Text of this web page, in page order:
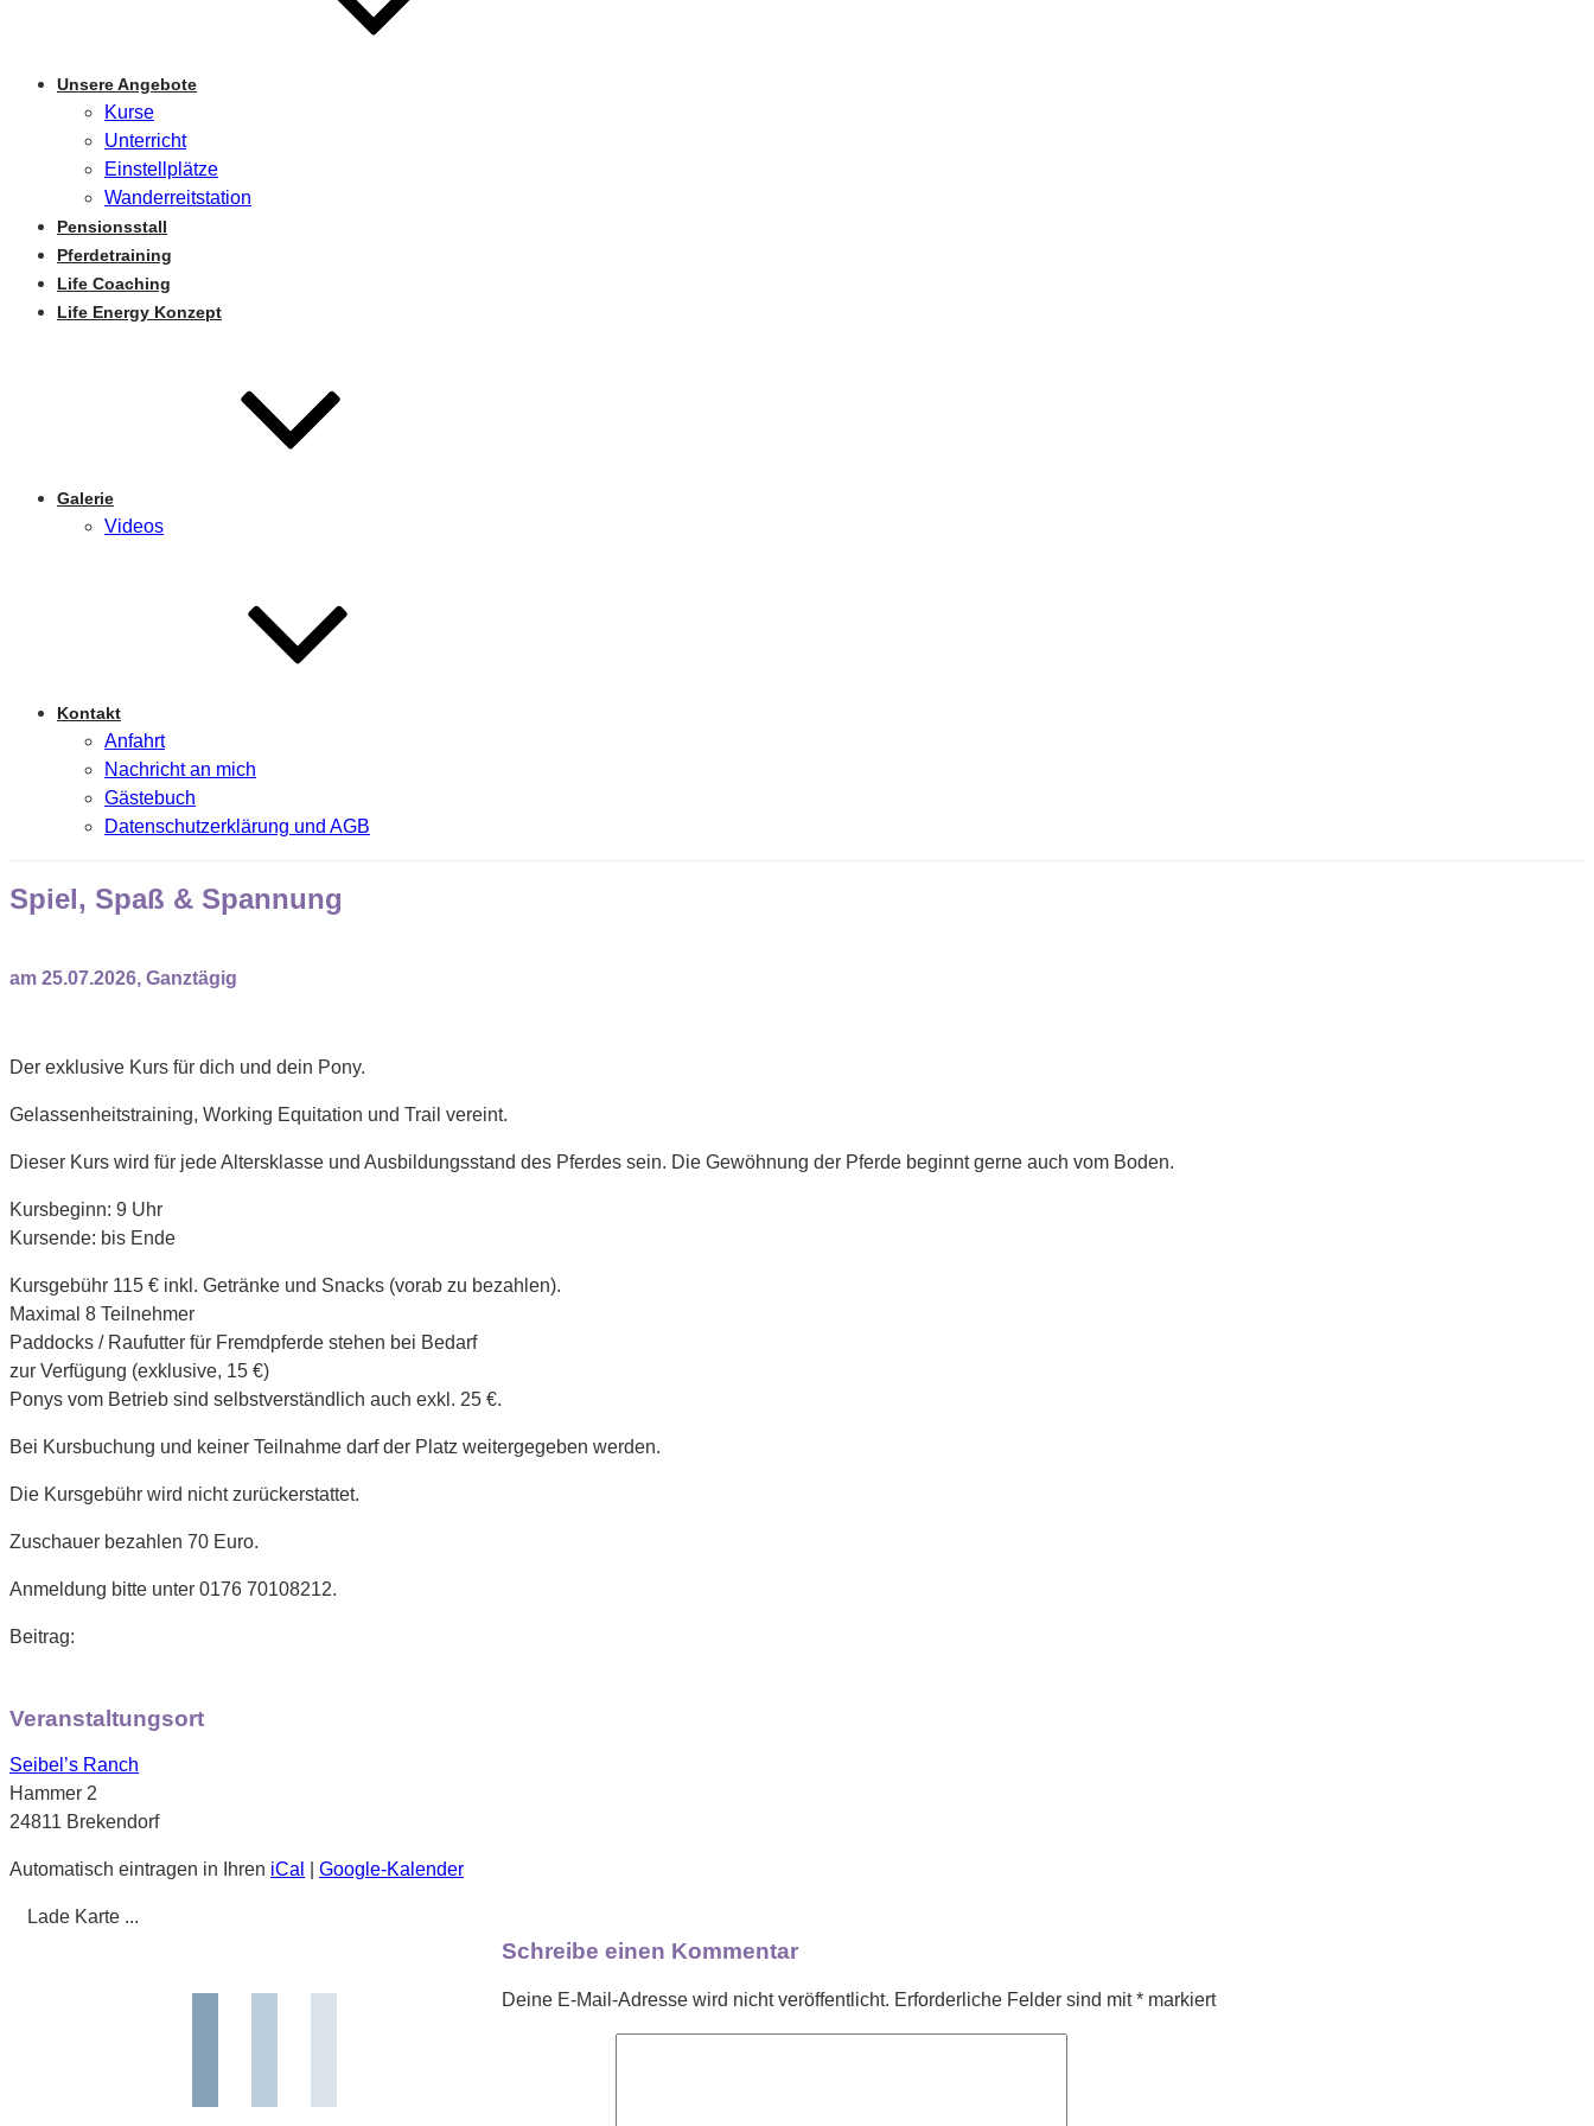
Unsere Angebote
Kurse
Unterricht
Einstellplätze
Wanderreitstation
Pensionsstall
Pferdetraining
Life Coaching
Life Energy Konzept
Galerie
Videos
Kontakt
Anfahrt
Nachricht an mich
Gästebuch
Datenschutzerklärung und AGB
Spiel, Spaß & Spannung
am 25.07.2026, Ganztägig
Der exklusive Kurs für dich und dein Pony.
Gelassenheitstraining, Working Equitation und Trail vereint.
Dieser Kurs wird für jede Altersklasse und Ausbildungsstand des Pferdes sein. Die Gewöhnung der Pferde beginnt gerne auch vom Boden.
Kursbeginn: 9 Uhr
Kursende: bis Ende
Kursgebühr 115 € inkl. Getränke und Snacks (vorab zu bezahlen).
Maximal 8 Teilnehmer
Paddocks / Raufutter für Fremdpferde stehen bei Bedarf
zur Verfügung (exklusive, 15 €)
Ponys vom Betrieb sind selbstverständlich auch exkl. 25 €.
Bei Kursbuchung und keiner Teilnahme darf der Platz weitergegeben werden.
Die Kursgebühr wird nicht zurückerstattet.
Zuschauer bezahlen 70 Euro.
Anmeldung bitte unter 0176 70108212.
Beitrag:
Veranstaltungsort
Seibel’s Ranch
Hammer 2
24811 Brekendorf
Automatisch eintragen in Ihren iCal Google-Kalender
Lade Karte ...
Schreibe einen Kommentar
Deine E-Mail-Adresse wird nicht veröffentlicht. Erforderliche Felder sind mit* markiert